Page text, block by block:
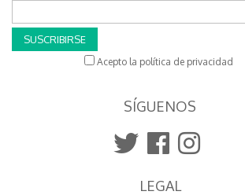
SUSCRIBIRSE
Acepto la política de privacidad
SÍGUENOS
LEGAL